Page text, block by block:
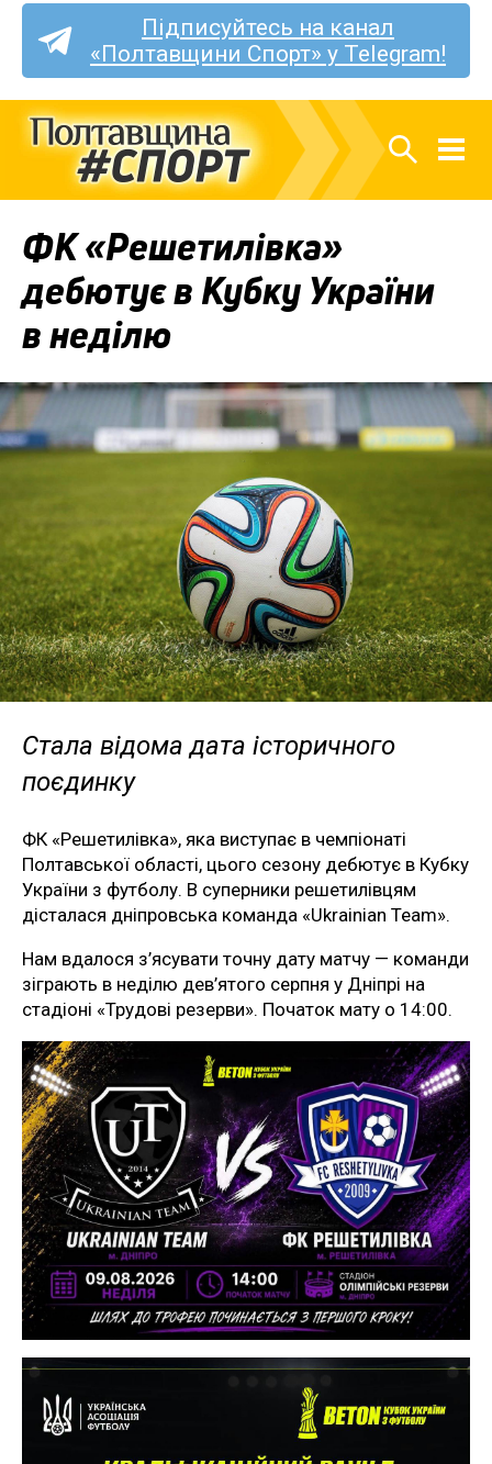
Підписуйтесь на канал
«Полтавщини Спорт» у Telegram!
ФК «Решетилівка»
дебютує в Кубку України
в неділю
Стала відома дата історичного
поєдинку
ФК «Решетилівка», яка виступає в чемпіонаті
Полтавської області, цього сезону дебютує в Кубку
України з футболу. В суперники решетилівцям
дісталася дніпровська команда «Ukrainian Team».
Нам вдалося з’ясувати точну дату матчу — команди
зіграють в неділю дев’ятого серпня у Дніпрі на
стадіоні «Трудові резерви». Початок мату о 14:00.